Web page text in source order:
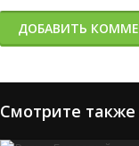
ДОБАВИТЬ
Смотрите также